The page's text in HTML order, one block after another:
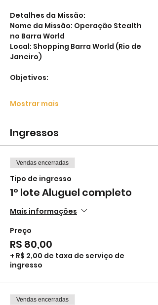
Detalhes da Missão:
Nome da Missão: Operação Stealth
no Barra World
Local: Shopping Barra World (Rio de
Janeiro)
Objetivos:
Mostrar mais
Ingressos
Vendas encerradas
Tipo de ingresso
1º lote Aluguel completo
Mais informações
Preço
R$ 80,00
+ R$ 2,00 de taxa de serviço de
ingresso
Vendas encerradas